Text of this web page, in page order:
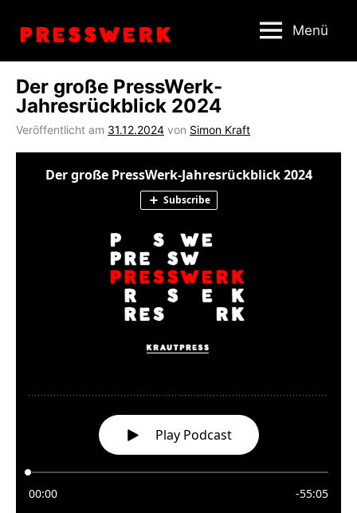
Inhalt
Menü
Der große PressWerk-
Jahresrückblick 2024
Veröffentlicht am 31.12.2024 von Simon Kraft